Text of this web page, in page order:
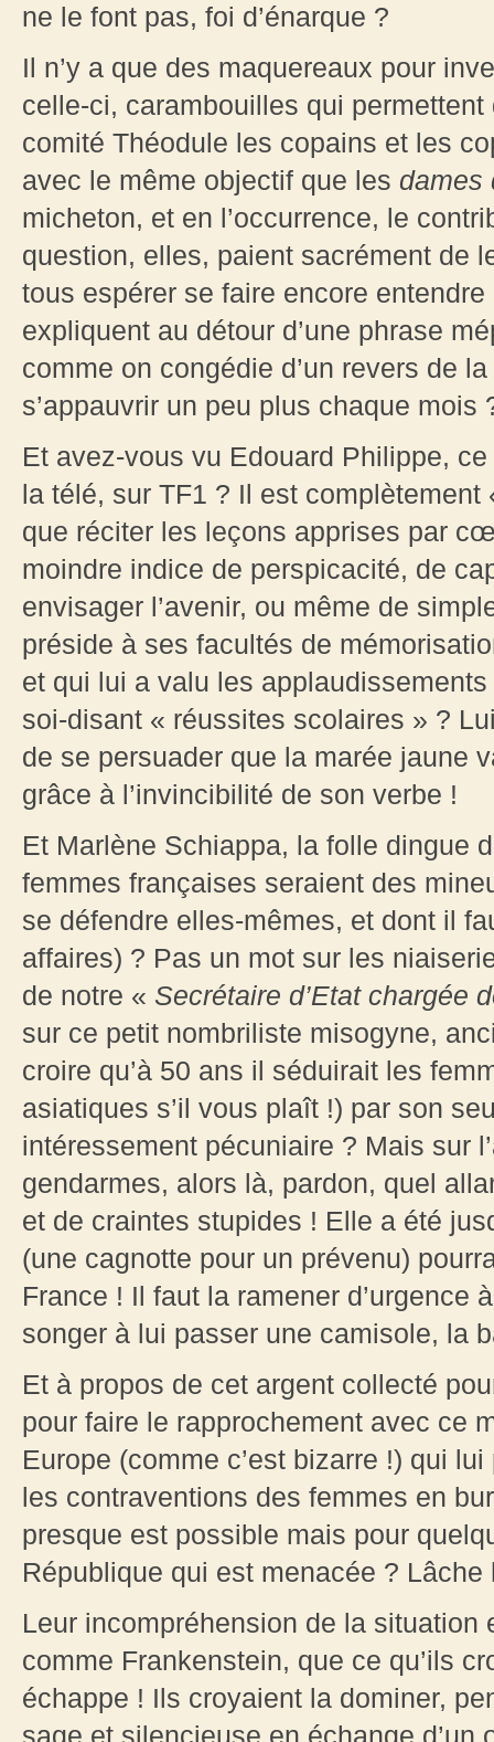
ne le font pas, foi d’énarque ?
Il n’y a que des maquereaux pour
celle-ci, carambouilles qui
comité Théodule les copains et les
avec le même objectif que les dames
micheton, et en l’occurrence, le
question, elles, paient sacrément de
tous espérer se faire encore
expliquent au détour d’une phrase
comme on congédie d’un revers de
s’appauvrir un peu plus chaque mois
Et avez-vous vu Edouard Philippe,
la télé, sur TF1 ? Il est
que réciter les leçons apprises par
moindre indice de perspicacité, de
envisager l’avenir, ou même de
préside à ses facultés de
et qui lui a valu les
soi-disant « réussites scolaires » ?
de se persuader que la marée jaune
grâce à l’invincibilité de son verbe !
Et Marlène Schiappa, la folle dingue
femmes françaises seraient des
se défendre elles-mêmes, et dont il
affaires) ? Pas un mot sur les
de notre « Secrétaire d’Etat chargée
sur ce petit nombriliste misogyne,
croire qu’à 50 ans il séduirait les
asiatiques s’il vous plaît !) par son
intéressement pécuniaire ? Mais sur
gendarmes, alors là, pardon, quel
et de craintes stupides ! Elle a été
(une cagnotte pour un prévenu)
France ! Il faut la ramener d’urgence
songer à lui passer une camisole, la
Et à propos de cet argent collecté
pour faire le rapprochement avec ce
Europe (comme c’est bizarre !) qui
les contraventions des femmes en
presque est possible mais pour
République qui est menacée ?
Leur incompréhension de la situation
comme Frankenstein, que ce qu’ils
échappe ! Ils croyaient la dominer,
sage et silencieuse en échange d’un